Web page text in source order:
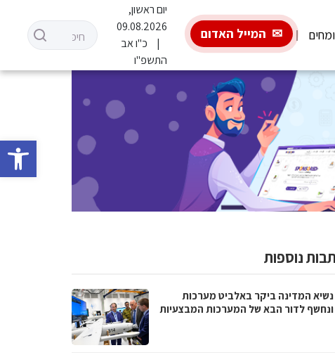
פתח
המייל האדום
יום ראשון,
09.08.2026
כ"ו אב
התשפ"ו
נוספות
נשיא המדינה ביקר באלביט מערכות
ונחשף לדור הבא של המערכות המבצעיות